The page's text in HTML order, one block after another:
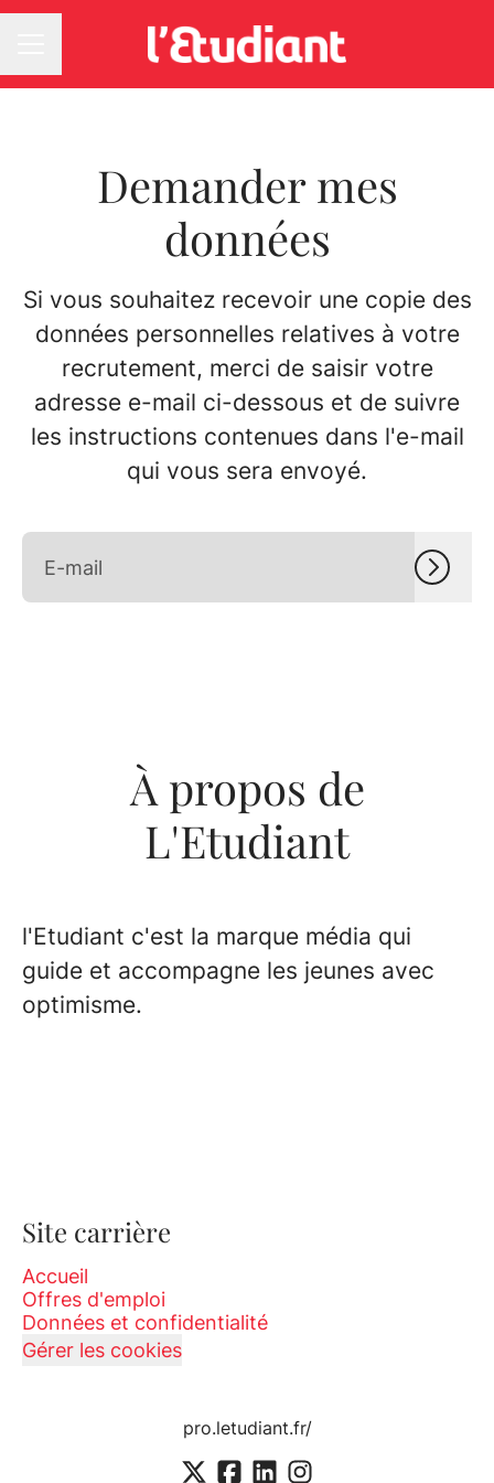
MENU CARRIÈRE
Demander mes
données
Si vous souhaitez recevoir une copie des
données personnelles relatives à votre
recrutement, merci de saisir votre
adresse e-mail ci-dessous et de suivre
les instructions contenues dans l'e-mail
qui vous sera envoyé.
À propos de
L'Etudiant
l'Etudiant c'est la marque média qui
guide et accompagne les jeunes avec
optimisme.
Site carrière
Accueil
Offres d'emploi
Données et confidentialité
Gérer les cookies
pro.letudiant.fr/